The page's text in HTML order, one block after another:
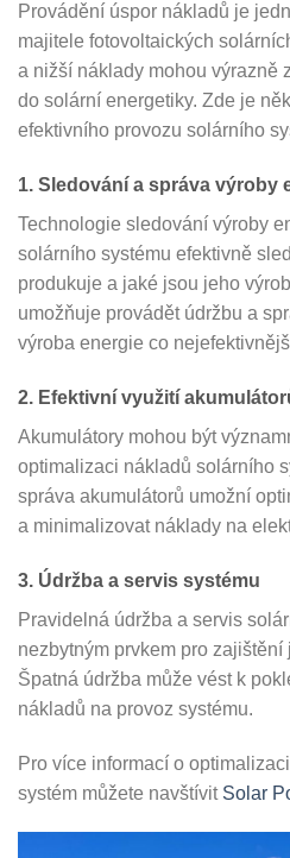
Provádění úspor nákladů je
majitele fotovoltaických
a nižší náklady mohou výrazně
do solární energetiky. Zde je
efektivního provozu solárního
1. Sledování a správa výroby
Technologie sledování výroby
solárního systému efektivně
produkuje a jaké jsou jeho
umožňuje provádět údržbu a
výroba energie co
2. Efektivní využití
Akumulátory mohou být
optimalizaci nákladů solárního
správa akumulátorů umožní
a minimalizovat náklady na
3. Údržba a servis systému
Pravidelná údržba a servis
nezbytným prvkem pro
Špatná údržba může vést k
nákladů na provoz systému.
Pro více informací o
systém můžete navštívit Solar